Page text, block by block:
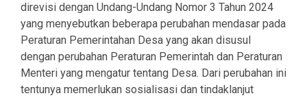
direvisi dengan Undang-Undang Nomor 3 Tahun 2024
yang menyebutkan beberapa perubahan mendasar pada
Peraturan Pemerintahan Desa yang akan disusul
dengan perubahan Peraturan Pemerintah dan Peraturan
Menteri yang mengatur tentang Desa. Dari perubahan ini
tentunya memerlukan sosialisasi dan tindaklanjut